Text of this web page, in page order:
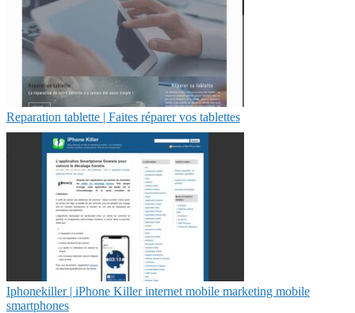
Reparation tablette | Faites réparer vos tablettes
Ip­hone­kil­ler | iPhone Killer internet mobile marketing mobile
smartphones